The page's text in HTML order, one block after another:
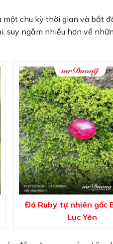
một chu kỳ thời gian và bắt
suy ngẫm nhiều hơn về
Đá Ruby tự nhiên gốc
Lục Yên